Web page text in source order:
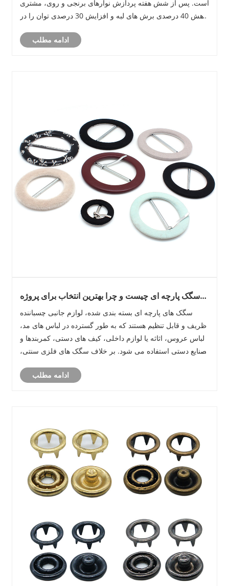
است. پس از شش هفته پردازش نوارهای برنجی و روی، مشتری
کاهش 40 درصدی برش های لبه و افزایش 30 درصدی توان را در
ادامه مطلب
سگک پارچه ای چیست و چرا بهترین انتخاب برای پروژه
سگک های پارچه ای بسته بندی شده، لوازم جانبی چسباننده
ظریف و قابل تنظیم هستند که به طور گسترده در لباس های مد،
لباس عروس، اثاثه یا لوازم داخلی، کیف های دستی، کمربندها و
صنایع دستی استفاده می شود. بر خلاف سگک های فلزی سنتی،
ادامه مطلب